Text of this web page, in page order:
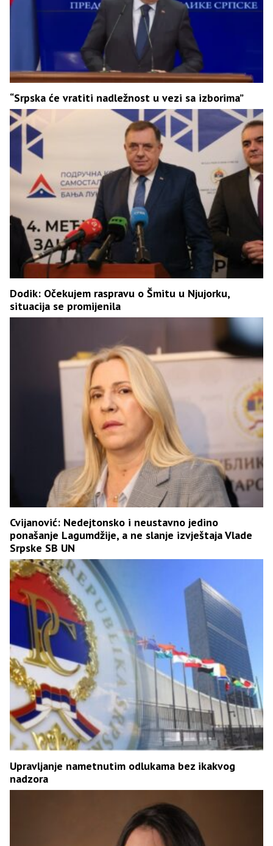
“Srpska će vratiti nadležnost u vezi sa izborima”
Dodik: Očekujem raspravu o Šmitu u Njujorku,
situacija se promijenila
Cvijanović: Nedejtonsko i neustavno jedino
ponašanje Lagumdžije, a ne slanje izvještaja Vlade
Srpske SB UN
Upravljanje nametnutim odlukama bez ikakvog
nadzora